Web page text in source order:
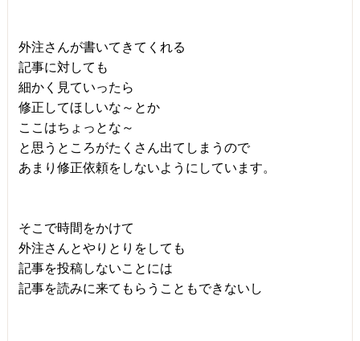
外注さんが書いてきてくれる
記事に対しても
細かく見ていったら
修正してほしいな～とか
ここはちょっとな～
と思うところがたくさん出てしまうので
あまり修正依頼をしないようにしています。
そこで時間をかけて
外注さんとやりとりをしても
記事を投稿しないことには
記事を読みに来てもらうこともできないし